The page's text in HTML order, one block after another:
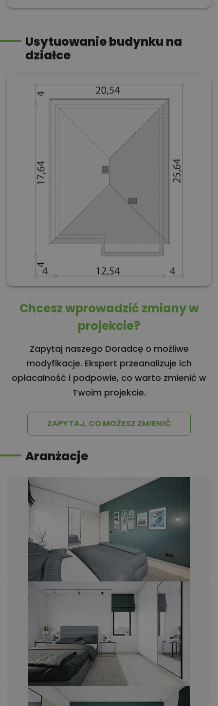
Usytuowanie budynku na
działce
Chcesz wprowadzić zmiany w
projekcie?
Zapytaj naszego Doradcę o możliwe
modyfikacje. Ekspert przeanalizuje ich
opłacalność i podpowie, co warto zmienić w
Twoim projekcie.
ZAPYTAJ, CO MOŻESZ ZMIENIĆ
Aranżacje